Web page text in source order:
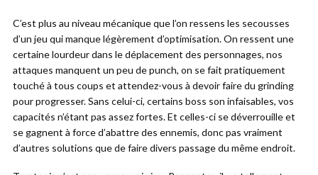
C’est plus au niveau mécanique que l’on ressens les secousses
d’un jeu qui manque légèrement d’optimisation. On ressent une
certaine lourdeur dans le déplacement des personnages, nos
attaques manquent un peu de punch, on se fait pratiquement
touché à tous coups et attendez-vous à devoir faire du grinding
pour progresser. Sans celui-ci, certains boss son infaisables, vos
capacités n’étant pas assez fortes. Et celles-ci se déverrouille et
se gagnent à force d’abattre des ennemis, donc pas vraiment
d’autres solutions que de faire divers passage du même endroit.